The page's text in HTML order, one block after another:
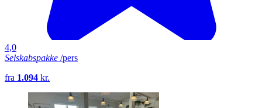
4,0
Selskabspakke /pers
fra 1.094 kr.